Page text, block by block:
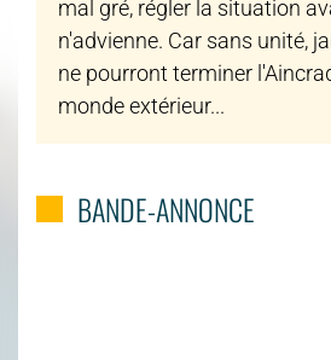
mal gré, régler la situation
n'advienne. Car sans unité,
ne pourront terminer
monde extérieur...
BANDE-ANNONCE